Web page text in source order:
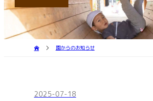
園からのお知らせ
2025-07-18